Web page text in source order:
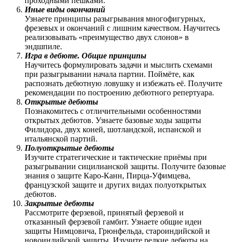
Иные виды окончаний
Узнаете принципы разыгрывания многофигурных,
фрезевых и окончаний с лишним качеством. Научитесь
реализовывать «преимущество двух слонов» в
эндшпиле.
Игра в дебюте. Общие принципы
Научитесь формулировать задачи и мыслить схемами
при разыгрывании начала партии. Поймёте, как
распознать дебютную ловушку и избежать её. Получите
рекомендации по построению дебютного репертуара.
Открытые дебюты
Познакомитесь с отличительными особенностями
открытых дебютов. Узнаете базовые ходы защиты
Филидора, двух коней, шотландской, испанской и
итальянской партий.
Полуоткрытые дебюты
Изучите стратегические и тактические приёмы при
разыгрывании сицилианской защиты. Получите базовые
знания о защите Каро-Канн, Пирца-Уфимцева,
французской защите и других видах полуоткрытых
дебютов.
Закрытые дебюты
Рассмотрите ферзевой, принятый ферзевой и
отказанный ферзевой гамбит. Узнаете общие идеи
защиты Нимцовича, Грюнфельда, староиндийской и